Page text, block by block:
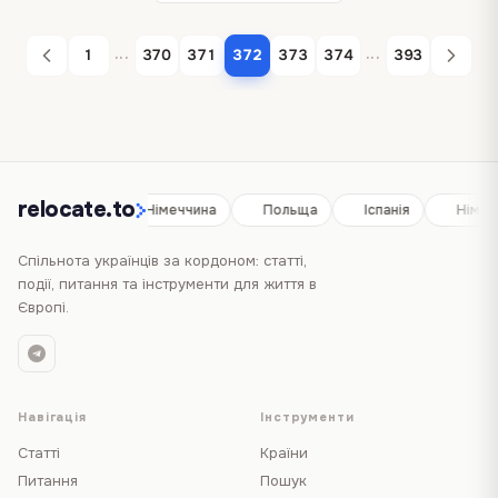
1 ... 370 371 372 373 374 ... 393
relocate.to
Іспанія Німеччина Польща Іспанія
Спільнота українців за кордоном: статті,
події, питання та інструменти для життя в
Європі.
Навігація
Статті
Питання
Інструменти
Країни
Пошук